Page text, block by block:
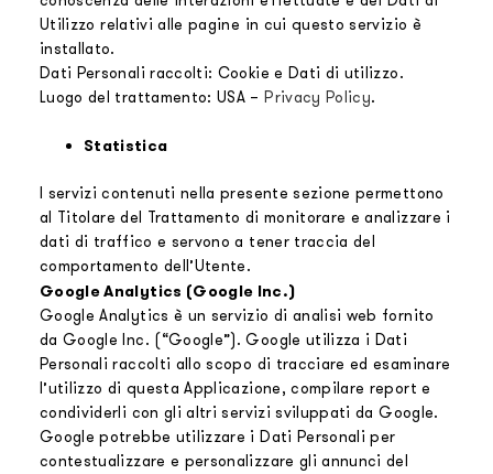
Utilizzo relativi alle pagine in cui questo servizio è
installato.
Dati Personali raccolti: Cookie e Dati di utilizzo.
Luogo del trattamento: USA –Privacy Policy.
Statistica
I servizi contenuti nella presente sezione permettono
al Titolare del Trattamento di monitorare e analizzare i
dati di traffico e servono a tener traccia del
comportamento dell’Utente.
Google Analytics (Google Inc.)
Google Analytics è un servizio di analisi web fornito
da Google Inc. (“Google”). Google utilizza i Dati
Personali raccolti allo scopo di tracciare ed esaminare
l’utilizzo di questa Applicazione, compilare report e
condividerli con gli altri servizi sviluppati da Google.
Google potrebbe utilizzare i Dati Personali per
contestualizzare e personalizzare gli annunci del